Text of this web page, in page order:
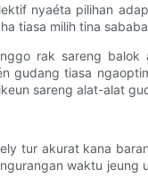
nyaéta pilihan
tiasa milih tina
rak sareng
gudang tiasa
sareng alat-alat
tur akurat kana
waktu